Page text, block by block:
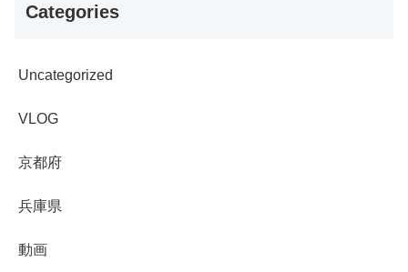
Categories
Uncategorized
VLOG
京都府
兵庫県
動画